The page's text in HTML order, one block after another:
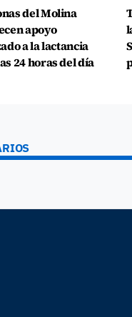
del Molina
apoyo
a la lactancia
24 horas del día